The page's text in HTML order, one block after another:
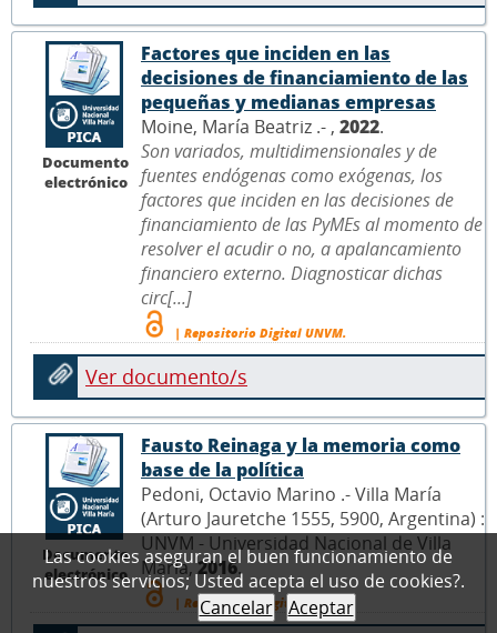
Documento
electrónico
Factores que inciden en las
decisiones de financiamiento de las
pequeñas y medianas empresas
Moine, María Beatriz .- , 2022.
Son variados, multidimensionales y de
fuentes endógenas como exógenas, los
factores que inciden en las decisiones de
financiamiento de las PyMEs al momento de
resolver el acudir o no, a apalancamiento
financiero externo. Diagnosticar dichas
circ[...]
| Repositorio Digital UNVM.
Ver documento/s
Documento
electrónico
Fausto Reinaga y la memoria como
base de la política
Pedoni, Octavio Marino .- Villa María
(Arturo Jauretche 1555, 5900, Argentina) :
UNVM - Universidad Nacional de Villa
María,2016.
| Repositorio Digital UNVM.
Las cookies aseguran el buen funcionamiento de
nuestros servicios; Usted acepta el uso de cookies?.
Cancelar
Aceptar